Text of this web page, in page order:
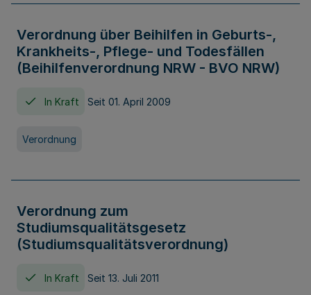
Verordnung über Beihilfen in Geburts-,
Krankheits-, Pflege- und Todesfällen
(Beihilfenverordnung NRW - BVO NRW)
In Kraft Seit 01. April 2009
Verordnung
Verordnung zum
Studiumsqualitätsgesetz
(Studiumsqualitätsverordnung)
In Kraft Seit 13. Juli 2011